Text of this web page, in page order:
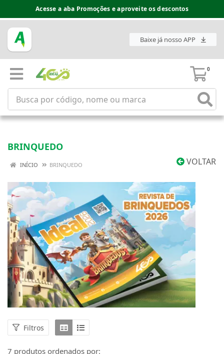
Acesse a aba Promoções e aproveite os descontos
Baixe já nosso APP
0
BRINQUEDO
VOLTAR
INÍCIO BRINQUEDO
Filtros
7 produtos ordenados por: